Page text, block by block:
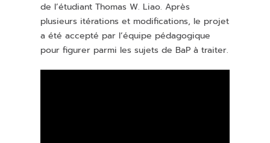
de l’étudiant Thomas W. Liao. Après
plusieurs itérations et modifications, le projet
a été accepté par l’équipe pédagogique
pour figurer parmi les sujets de BaP à traiter.